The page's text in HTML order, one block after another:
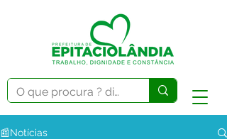
📰Notícias